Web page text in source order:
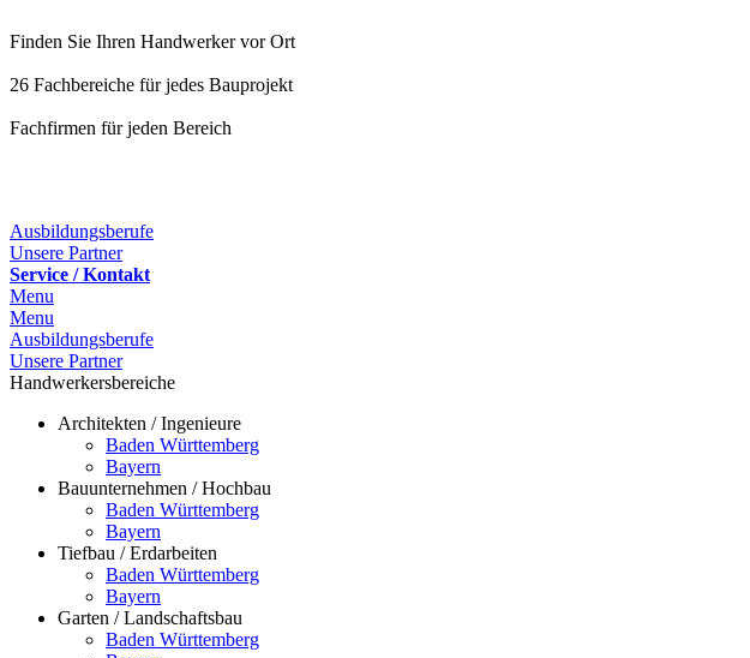
Finden Sie Ihren Handwerker vor Ort
26 Fachbereiche für jedes Bauprojekt
Fachfirmen für jeden Bereich
Ausbildungsberufe
Unsere Partner
Service / Kontakt
Menu
Menu
Ausbildungsberufe
Unsere Partner
Handwerkersbereiche
Architekten / Ingenieure
Baden Württemberg
Bayern
Bauunternehmen / Hochbau
Baden Württemberg
Bayern
Tiefbau / Erdarbeiten
Baden Württemberg
Bayern
Garten / Landschaftsbau
Baden Württemberg